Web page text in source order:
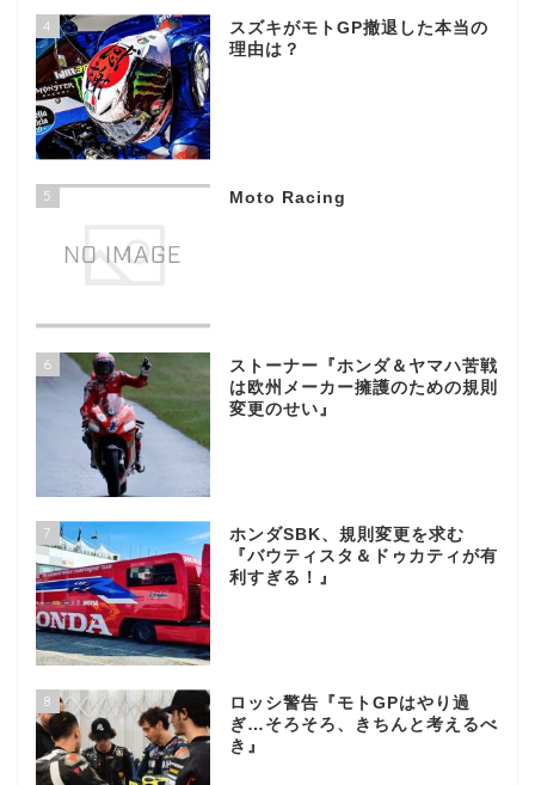
4
スズキがモトGP撤退した本当の
理由は？
5 Moto Racing
6
ストーナー『ホンダ＆ヤマハ苦戦
は欧州メーカー擁護のための規則
変更のせい』
7
ホンダSBK、規則変更を求む
『バウティスタ＆ドゥカティが有
利すぎる！』
8
ロッシ警告『モトGPはやり過
ぎ…そろそろ、きちんと考えるべ
き』